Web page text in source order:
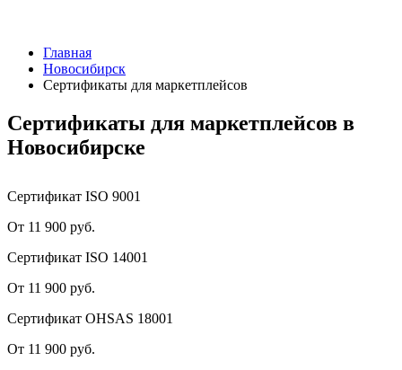
Главная
Новосибирск
Сертификаты для маркетплейсов
Сертификаты для маркетплейсов в
Новосибирске
Сертификат ISO 9001
От 11 900 руб.
Сертификат ISO 14001
От 11 900 руб.
Сертификат OHSAS 18001
От 11 900 руб.